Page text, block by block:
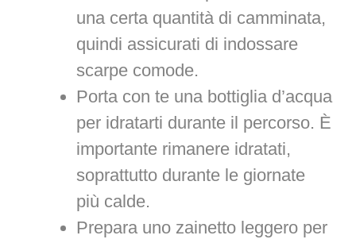
una certa quantità di camminata,
quindi assicurati di indossare
scarpe comode.
Porta con te una bottiglia d’acqua
per idratarti durante il percorso. È
importante rimanere idratati,
soprattutto durante le giornate
più calde.
Prepara uno zainetto leggero per